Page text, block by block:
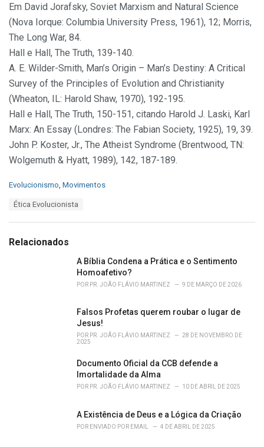
Em David Jorafsky, Soviet Marxism and Natural Science
(Nova Iorque: Columbia University Press, 1961), 12; Morris,
The Long War, 84.
Hall e Hall, The Truth, 139-140.
A. E. Wilder-Smith, Man’s Origin – Man’s Destiny: A Critical
Survey of the Principles of Evolution and Christianity
(Wheaton, IL: Harold Shaw, 1970), 192-195.
Hall e Hall, The Truth, 150-151, citando Harold J. Laski, Karl
Marx: An Essay (Londres: The Fabian Society, 1925), 19, 39.
John P. Koster, Jr., The Atheist Syndrome (Brentwood, TN:
Wolgemuth & Hyatt, 1989), 142, 187-189.
C
o
r
Evolucionismo Movimentos
:
Ética Evolucionista
Relacionados
A Bíblia Condena a Prática e o Sentimento
Homoafetivo?
POR PR. JOÃO FLÁVIO MARTINEZ 9 DE MARÇO DE 2026
Falsos Profetas querem roubar o lugar de
Jesus!
POR PR. JOÃO FLÁVIO MARTINEZ
28 DE NOVEMBRO DE
2025
Documento Oficial da CCB defende a
Imortalidade da Alma
POR PR. JOÃO FLÁVIO MARTINEZ 10 DE ABRIL DE 2025
A Existência de Deus e a Lógica da Criação
POR ENVIADO POR EMAIL 4 DE ABRIL DE 2025